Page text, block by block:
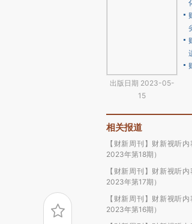
出版日期 2023-05-
15
相关报道
【财新周刊】财新视听
2023年第18期）
【财新周刊】财新视听
2023年第17期）
【财新周刊】财新视听
2023年第16期）